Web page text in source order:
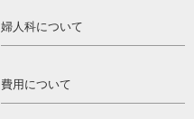
婦人科について
費用について